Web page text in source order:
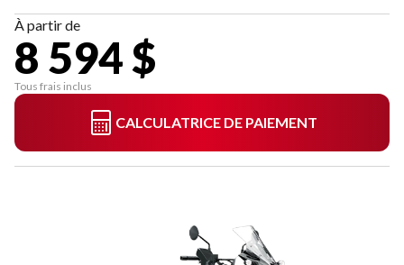
À partir de
8 594 $
Tous frais inclus
CALCULATRICE DE PAIEMENT